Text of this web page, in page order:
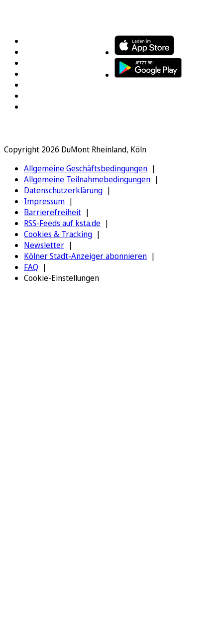
Copyright 2026 DuMont Rheinland, Köln
Allgemeine Geschäftsbedingungen
Allgemeine Teilnahmebedingungen
Datenschutzerklärung
Impressum
Barrierefreiheit
RSS-Feeds auf ksta.de
Cookies & Tracking
Newsletter
Kölner Stadt-Anzeiger abonnieren
FAQ
Cookie-Einstellungen